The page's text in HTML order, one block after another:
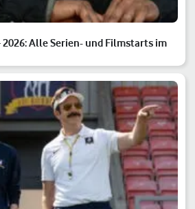
Alle Serien- und Filmstarts im